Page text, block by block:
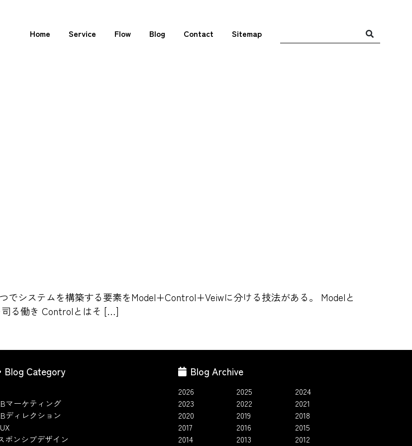
Home Service Flow Blog Contact Sitemap
でシステムを構築する要素をModel+Control+Veiwに分ける技法がある。 Modelと
る働き Controlとはそ […]
Blog Category
マーケティング
ディレクション
ポンシブデザイン
Blog Archive
2026 2025
2024
2023
2022
2021
2020
2019
2018
2017
2016
2015
2014
2013
2012